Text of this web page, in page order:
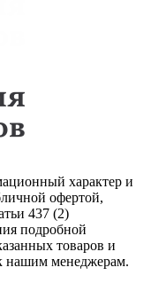
характер и
офертой,
437 (2)
подробной
товаров и
нашим менеджерам.